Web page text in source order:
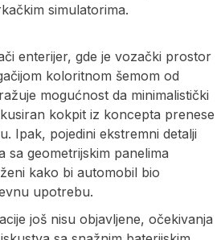
simulatorima.
enterijer, gde je vozački prostor
koloritnom šemom od
mogućnost da minimalistički
kokpit iz koncepta prenese
Ipak, pojedini ekstremni detalji
sa geometrijskim panelima
kako bi automobil bio
upotrebu.
još nisu objavljene, očekivanja